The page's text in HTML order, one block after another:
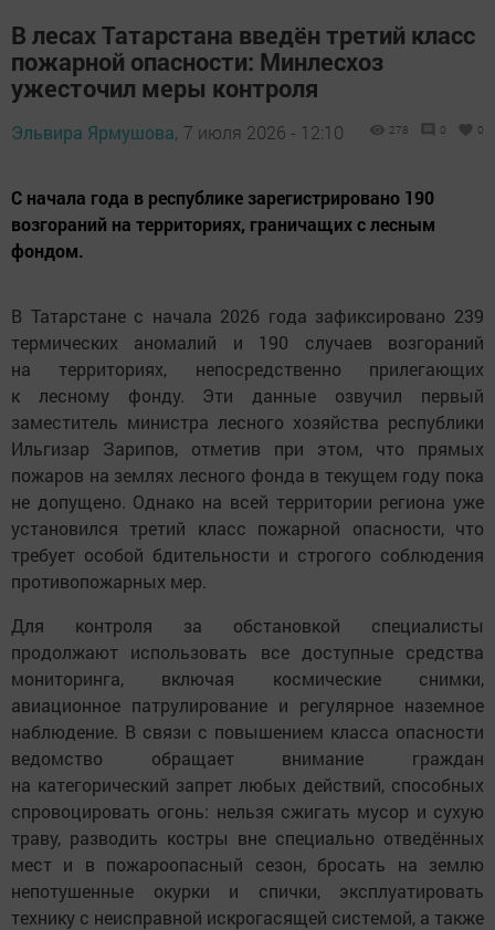
В лесах Татарстана введён третий класс
пожарной опасности: Минлесхоз
ужесточил меры контроля
Эльвира Ярмушова, 7 июля 2026 - 12:10 278 0 0
С начала года в республике зарегистрировано 190
возгораний на территориях, граничащих с лесным
фондом.
В Татарстане с начала 2026 года зафиксировано 239
термических аномалий и 190 случаев возгораний
на территориях, непосредственно прилегающих
к лесному фонду. Эти данные озвучил первый
заместитель министра лесного хозяйства республики
Ильгизар Зарипов, отметив при этом, что прямых
пожаров на землях лесного фонда в текущем году пока
не допущено. Однако на всей территории региона уже
установился третий класс пожарной опасности, что
требует особой бдительности и строгого соблюдения
противопожарных мер.
Для контроля за обстановкой специалисты
продолжают использовать все доступные средства
мониторинга, включая космические снимки,
авиационное патрулирование и регулярное наземное
наблюдение. В связи с повышением класса опасности
ведомство обращает внимание граждан
на категорический запрет любых действий, способных
спровоцировать огонь: нельзя сжигать мусор и сухую
траву, разводить костры вне специально отведённых
мест и в пожароопасный сезон, бросать на землю
непотушенные окурки и спички, эксплуатировать
технику с неисправной искрогасящей системой, а также